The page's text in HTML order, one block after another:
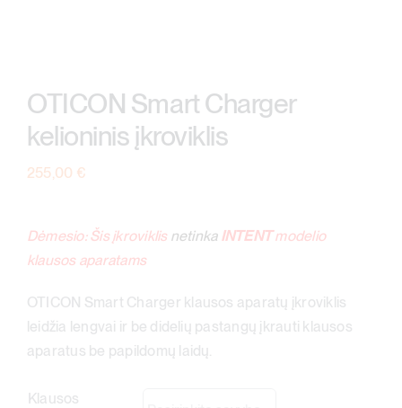
OTICON Smart Charger
kelioninis įkroviklis
255,00 €
Dėmesio: Šis įkroviklis netinka INTENTmodelio
klausos aparatams
OTICON Smart Charger klausos aparatų įkroviklis
leidžia lengvai ir be didelių pastangų įkrauti klausos
aparatus be papildomų laidų.
Klausos